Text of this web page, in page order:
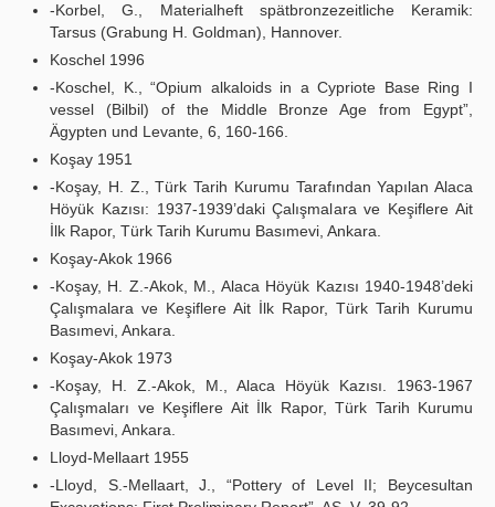
-Korbel, G., Materialheft spätbronzezeitliche Keramik:
Tarsus (Grabung H. Goldman), Hannover.
Koschel 1996
-Koschel, K., “Opium alkaloids in a Cypriote Base Ring I
vessel (Bilbil) of the Middle Bronze Age from Egypt”,
Ägypten und Levante, 6, 160-166.
Koşay 1951
-Koşay, H. Z., Türk Tarih Kurumu Tarafından Yapılan Alaca
Höyük Kazısı: 1937-1939’daki Çalışmalara ve Keşiflere Ait
İlk Rapor, Türk Tarih Kurumu Basımevi, Ankara.
Koşay-Akok 1966
-Koşay, H. Z.-Akok, M., Alaca Höyük Kazısı 1940-1948’deki
Çalışmalara ve Keşiflere Ait İlk Rapor, Türk Tarih Kurumu
Basımevi, Ankara.
Koşay-Akok 1973
-Koşay, H. Z.-Akok, M., Alaca Höyük Kazısı. 1963-1967
Çalışmaları ve Keşiflere Ait İlk Rapor, Türk Tarih Kurumu
Basımevi, Ankara.
Lloyd-Mellaart 1955
-Lloyd, S.-Mellaart, J., “Pottery of Level II; Beycesultan